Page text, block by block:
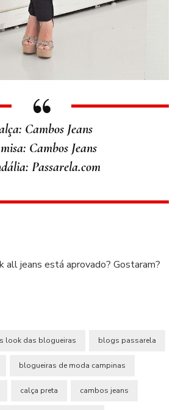
Cambos Jeans
Cambos Jeans
Passarela.com
all jeans está aprovado? Gostaram?
look das blogueiras blogs passarela
blogueiras de moda campinas
calça preta cambos jeans